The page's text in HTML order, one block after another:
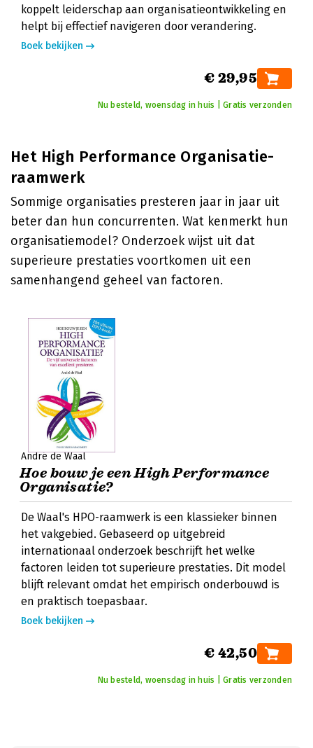
koppelt leiderschap aan organisatieontwikkeling en
helpt bij effectief navigeren door verandering.
Boek bekijken
€ 29,95
Nu besteld, woensdag in huis | Gratis verzonden
Het High Performance Organisatie-
raamwerk
Sommige organisaties presteren jaar in jaar uit
beter dan hun concurrenten. Wat kenmerkt hun
organisatiemodel? Onderzoek wijst uit dat
superieure prestaties voortkomen uit een
samenhangend geheel van factoren.
André de Waal
Hoe bouw je een High Performance
Organisatie?
De Waal's HPO-raamwerk is een klassieker binnen
het vakgebied. Gebaseerd op uitgebreid
internationaal onderzoek beschrijft het welke
factoren leiden tot superieure prestaties. Dit model
blijft relevant omdat het empirisch onderbouwd is
en praktisch toepasbaar.
Boek bekijken
€ 42,50
Nu besteld, woensdag in huis | Gratis verzonden